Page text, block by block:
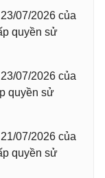
07/2026 của
quyền sử
07/2026 của
quyền sử
07/2026 của
quyền sử